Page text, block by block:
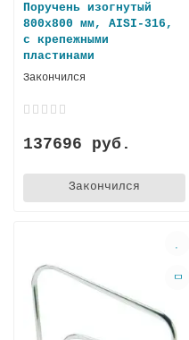
Поручень изогнутый
800х800 мм, AISI-316,
с крепежными
пластинами
Закончился
137696 руб.
Закончился